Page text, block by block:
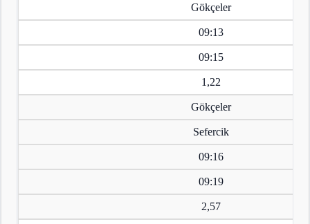
Gökçeler
09:13
09:15
1,22
Gökçeler
Sefercik
09:16
09:19
2,57